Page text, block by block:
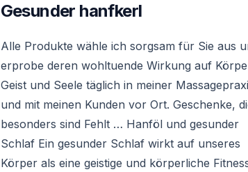
Gesunder hanfkerl
Alle Produkte wähle ich sorgsam für Sie aus
erprobe deren wohltuende Wirkung auf
Geist und Seele täglich in meiner
und mit meinen Kunden vor Ort. Geschenke,
besonders sind Fehlt … Hanföl und gesunder
Schlaf Ein gesunder Schlaf wirkt auf unseres
Körper als eine geistige und körperliche